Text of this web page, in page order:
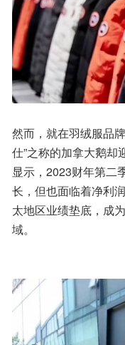
然而，就在羽绒服品
仕”之称的加拿大鹅却
显示，2023财年第二
长，但也面临着净利
太地区业绩垫底，成
域。